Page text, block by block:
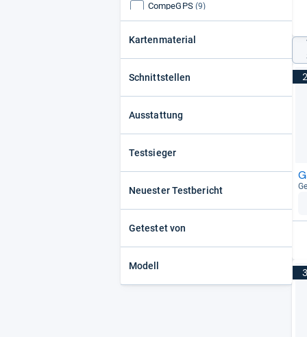
CompeGPS (9)
Holux (9)
NavGear (7)
Lowrance Electronics (6)
Kartenmaterial
Schnittstellen
Ausstattung
Testsieger
Neuester Testbericht
Getestet von
Modell